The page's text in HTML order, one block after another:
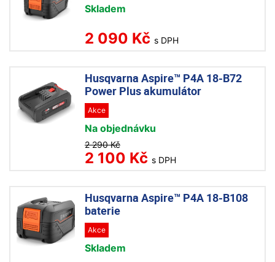
Skladem
2 090 Kč s DPH
Husqvarna Aspire™ P4A 18-B72
Power Plus akumulátor
Akce
Na objednávku
2 290 Kč
2 100 Kč s DPH
Husqvarna Aspire™ P4A 18-B108
baterie
Akce
Skladem